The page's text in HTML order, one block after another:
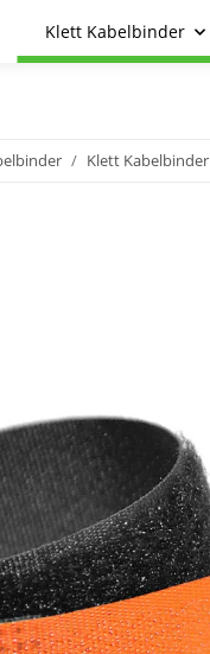
Klett Kabelbinder
Klett